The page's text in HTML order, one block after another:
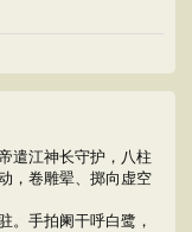
遣江神长守护，八柱
，卷雕翚、掷向虚空
。手拍阑干呼白鹭，